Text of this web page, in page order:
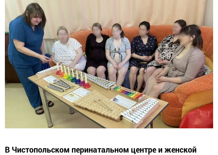
В Чистопольском перинатальном центре и женской